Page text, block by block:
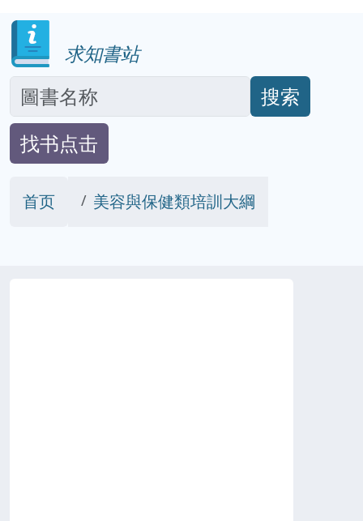
求知書站
搜索
找书点击
首页 美容與保健類培訓大綱